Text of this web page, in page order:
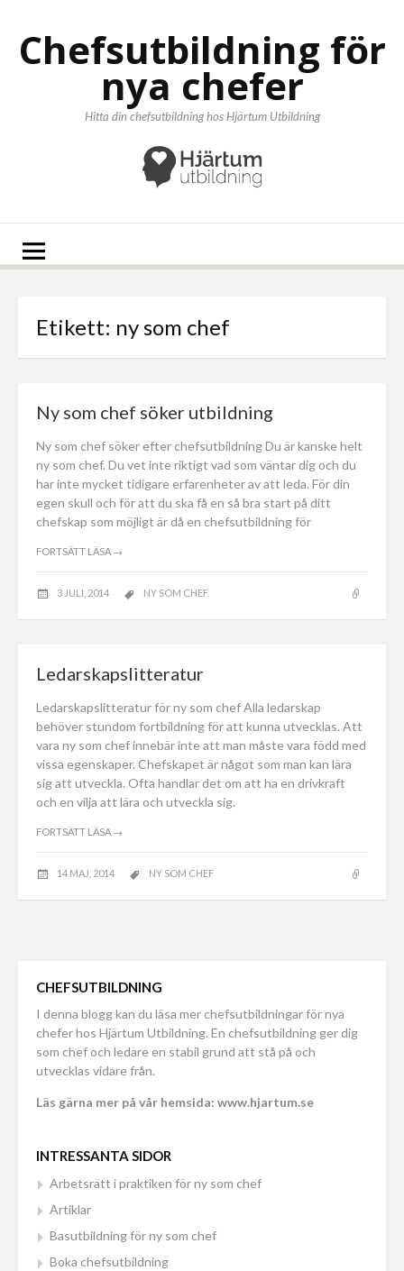
innehåll
Chefsutbildning för
nya chefer
Hitta din chefsutbildning hos Hjärtum Utbildning
Etikett: ny som chef
Ny som chef söker utbildning
Ny som chef söker efter chefsutbildning Du är kanske helt
ny som chef. Du vet inte riktigt vad som väntar dig och du
har inte mycket tidigare erfarenheter av att leda. För din
egen skull och för att du ska få en så bra start på ditt
chefskap som möjligt är då en chefsutbildning för
FORTSÄTT LÄSA →
3 JULI, 2014 NY SOM CHEF
Ledarskapslitteratur
Ledarskapslitteratur för ny som chef Alla ledarskap
behöver stundom fortbildning för att kunna utvecklas. Att
vara ny som chef innebär inte att man måste vara född med
vissa egenskaper. Chefskapet är något som man kan lära
sig att utveckla. Ofta handlar det om att ha en drivkraft
och en vilja att lära och utveckla sig.
FORTSÄTT LÄSA →
14 MAJ, 2014 NY SOM CHEF
CHEFSUTBILDNING
I denna blogg kan du läsa mer chefsutbildningar för nya
chefer hos Hjärtum Utbildning. En chefsutbildning ger dig
som chef och ledare en stabil grund att stå på och
utvecklas vidare från.
Läs gärna mer på vår hemsida: www.hjartum.se
INTRESSANTA SIDOR
Arbetsrätt i praktiken för ny som chef
Artiklar
Basutbildning för ny som chef
Boka chefsutbildning